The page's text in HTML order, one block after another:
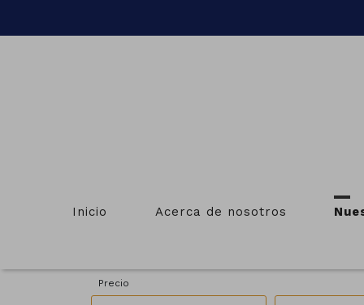
Inicio Acerca de nosotros
Provincias Municipios
Precio